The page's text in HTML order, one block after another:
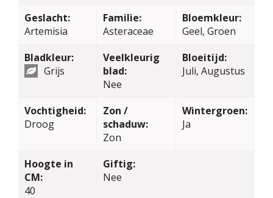
Geslacht:
Artemisia
Familie:
Asteraceae
Bloemkleur:
Geel, Groen
Bladkleur:
Grijs
Veelkleurig
blad:
Nee
Bloeitijd:
Juli, Augustus
Vochtigheid:
Droog
Zon /
schaduw:
Zon
Wintergroen:
Ja
Hoogte in
CM:
40
Giftig:
Nee